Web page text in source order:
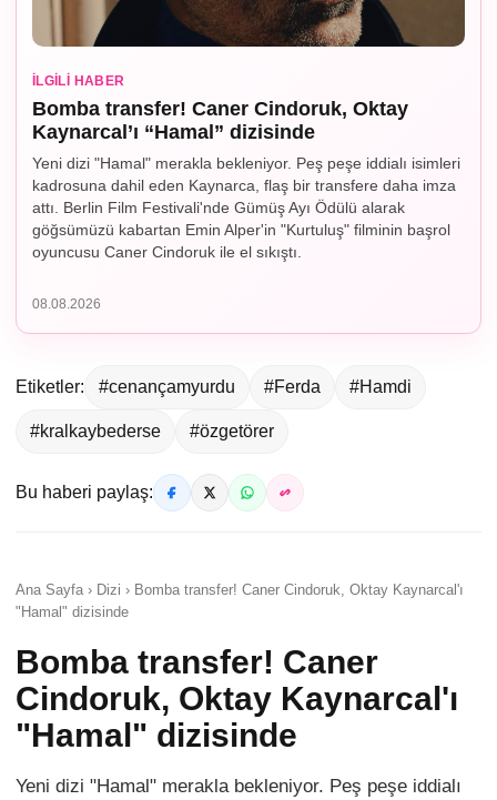
İLGILI HABER
Bomba transfer! Caner Cindoruk, Oktay
Kaynarcal’ı “Hamal” dizisinde
Yeni dizi "Hamal" merakla bekleniyor. Peş peşe iddialı isimleri
kadrosuna dahil eden Kaynarca, flaş bir transfere daha imza
attı. Berlin Film Festivali'nde Gümüş Ayı Ödülü alarak
göğsümüzü kabartan Emin Alper'in "Kurtuluş" filminin başrol
oyuncusu Caner Cindoruk ile el sıkıştı.
08.08.2026
Etiketler: #cenançamyurdu #Ferda #Hamdi
#kralkaybederse #özgetörer
Bu haberi paylaş:
Ana Sayfa › Dizi › Bomba transfer! Caner Cindoruk, Oktay Kaynarcal'ı
"Hamal" dizisinde
Bomba transfer! Caner
Cindoruk, Oktay Kaynarcal'ı
"Hamal" dizisinde
Yeni dizi "Hamal" merakla bekleniyor. Peş peşe iddialı